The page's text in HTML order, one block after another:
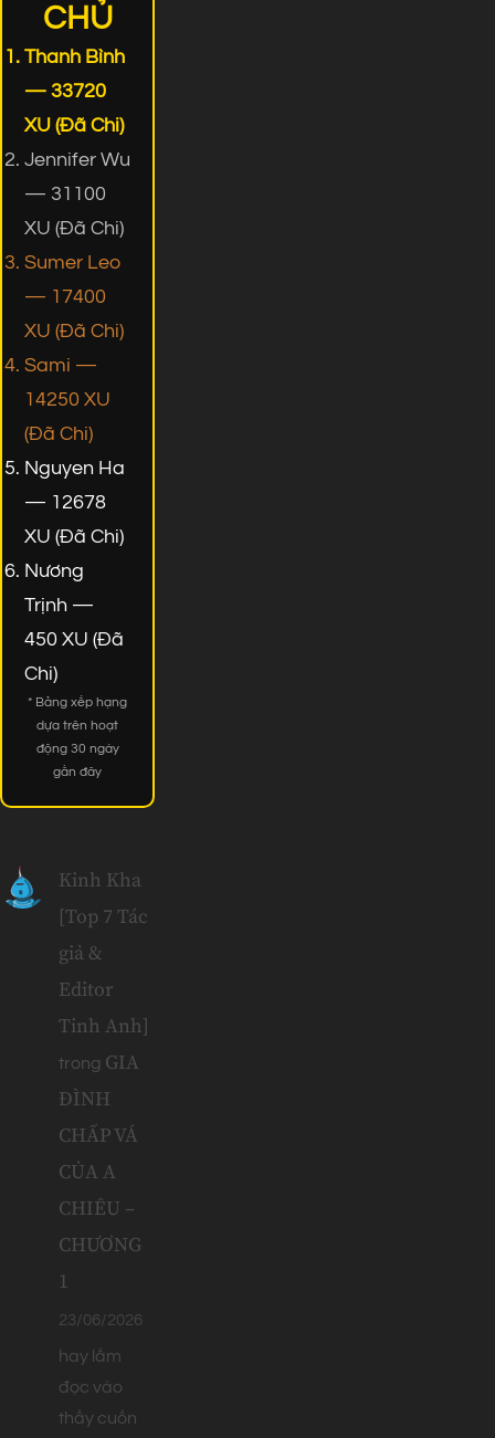
CHỦ
Thanh Bình
— 33720
XU (Đã Chi)
Jennifer Wu
— 31100
XU (Đã Chi)
Sumer Leo
— 17400
XU (Đã Chi)
Sami —
14250 XU
(Đã Chi)
Nguyen Ha
— 12678
XU (Đã Chi)
Nương
Trịnh —
450 XU (Đã
Chi)
* Bảng xếp hạng
dựa trên hoạt
động 30 ngày
gần đây
Kinh Kha
[Top 7 Tác
giả &
Editor
Tinh Anh]
trong GIA
ĐÌNH
CHẤP VÁ
CỦA A
CHIÊU –
CHƯƠNG
1
23/06/2026
hay lắm
đọc vào
thấy cuốn